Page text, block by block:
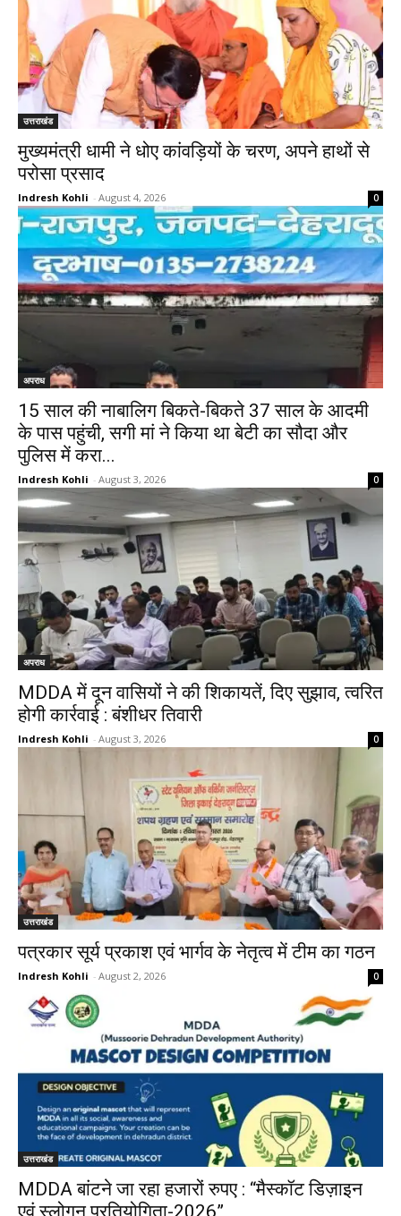
उत्तराखंड
मुख्यमंत्री धामी ने धोए कांवड़ियों के चरण, अपने हाथों से
परोसा प्रसाद
Indresh Kohli - August 4, 2026 0
अपराध
15 साल की नाबालिग बिकते-बिकते 37 साल के आदमी
के पास पहुंची, सगी मां ने किया था बेटी का सौदा और
पुलिस में करा...
Indresh Kohli - August 3, 2026 0
अपराध
MDDA में दून वासियों ने की शिकायतें, दिए सुझाव, त्वरित
होगी कार्रवाई : बंशीधर तिवारी
Indresh Kohli - August 3, 2026 0
उत्तराखंड
पत्रकार सूर्य प्रकाश एवं भार्गव के नेतृत्व में टीम का गठन
Indresh Kohli - August 2, 2026 0
उत्तराखंड
MDDA बांटने जा रहा हजारों रुपए : “मैस्कॉट डिज़ाइन
एवं स्लोगन प्रतियोगिता-2026”